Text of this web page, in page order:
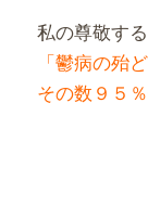
私の尊敬する
「鬱病の殆
その数９５